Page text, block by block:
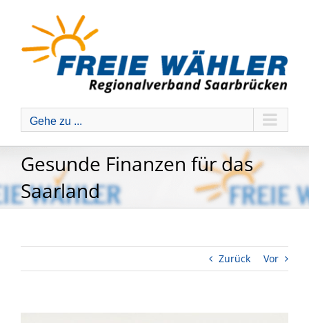
springen
Gehe zu ...
Gesunde Finanzen für das
Saarland
Zurück Vor